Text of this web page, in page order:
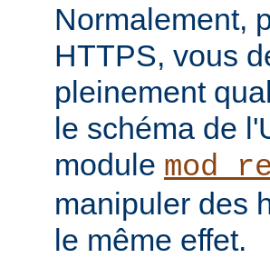
Normalement,
HTTPS, vous
pleinement
le schéma de
module
manipuler des
le même effet.